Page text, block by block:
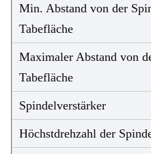
Min. Abstand von der
Tabefläche
Maximaler Abstand von
Tabefläche
Spindelverstärker
Höchstdrehzahl der